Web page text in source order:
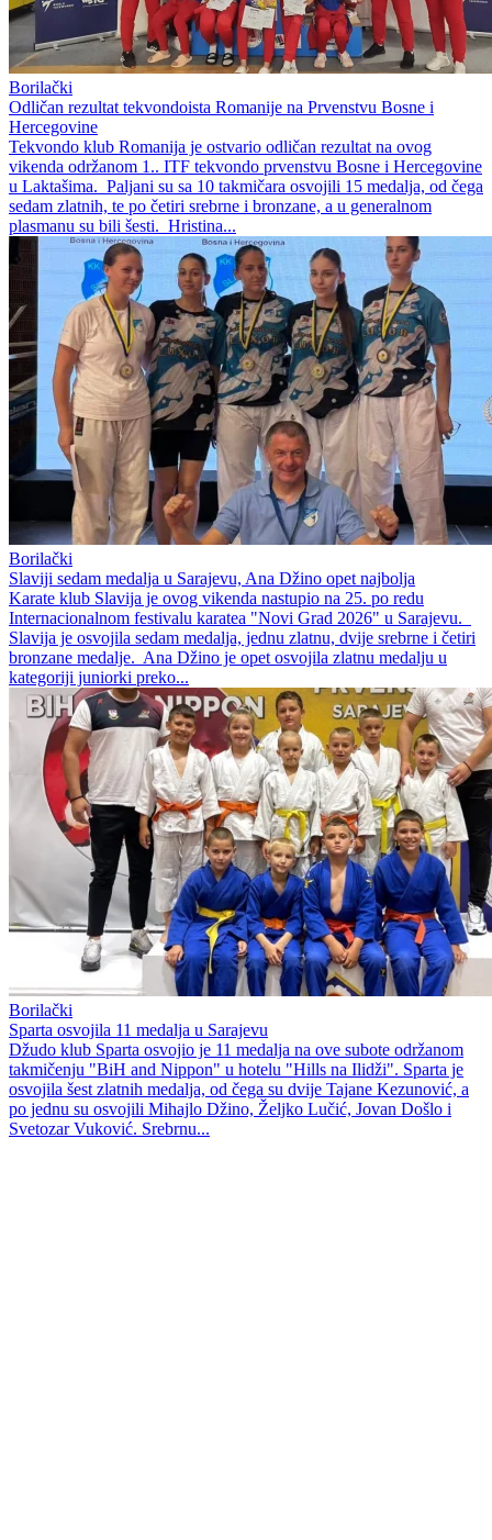
Borilački
Odličan rezultat tekvondoista Romanije na Prvenstvu Bosne i
Hercegovine
Tekvondo klub Romanija je ostvario odličan rezultat na ovog
vikenda održanom 1.. ITF tekvondo prvenstvu Bosne i Hercegovine
u Laktašima. Paljani su sa 10 takmičara osvojili 15 medalja, od čega
sedam zlatnih, te po četiri srebrne i bronzane, a u generalnom
plasmanu su bili šesti. Hristina...
Borilački
Slaviji sedam medalja u Sarajevu, Ana Džino opet najbolja
Karate klub Slavija je ovog vikenda nastupio na 25. po redu
Internacionalnom festivalu karatea "Novi Grad 2026" u Sarajevu.
Slavija je osvojila sedam medalja, jednu zlatnu, dvije srebrne i četiri
bronzane medalje. Ana Džino je opet osvojila zlatnu medalju u
kategoriji juniorki preko...
Borilački
Sparta osvojila 11 medalja u Sarajevu
Džudo klub Sparta osvojio je 11 medalja na ove subote održanom
takmičenju "BiH and Nippon" u hotelu "Hills na Ilidži". Sparta je
osvojila šest zlatnih medalja, od čega su dvije Tajane Kezunović, a
po jednu su osvojili Mihajlo Džino, Željko Lučić, Jovan Došlo i
Svetozar Vuković. Srebrnu...